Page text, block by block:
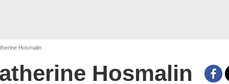
Hosmalin
Hosmalin